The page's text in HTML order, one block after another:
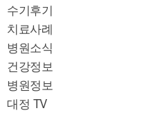
수기후기
치료사례
병원소식
건강정보
병원정보
대정 TV